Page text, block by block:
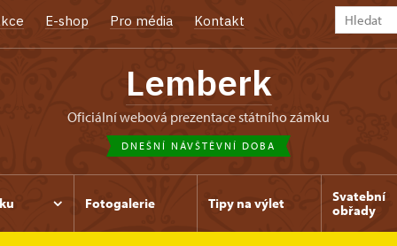
E-shop Pro média Kontakt
Lemberk
oficiální webová prezentace státního zámku
DNEŠNÍ NÁVŠTĚVNÍ DOBA
Fotogalerie Tipy na výlet
Svatební
obřady